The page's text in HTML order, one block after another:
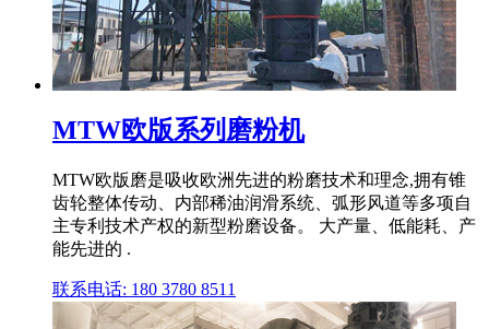
MTW欧版系列磨粉机
MTW欧版磨是吸收欧洲先进的粉磨技术和理念,拥有锥
齿轮整体传动、内部稀油润滑系统、弧形风道等多项自
主专利技术产权的新型粉磨设备。 大产量、低能耗、产
能先进的 .
联系电话: 180 3780 8511